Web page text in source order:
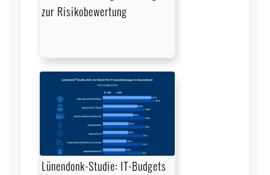
zur Risikobewertung
Lünendonk-Studie: IT-Budgets